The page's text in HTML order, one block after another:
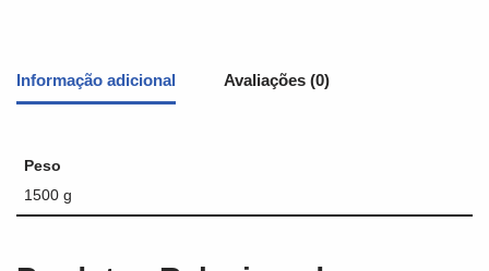
Informação adicional Avaliações (0)
Peso
1500 g